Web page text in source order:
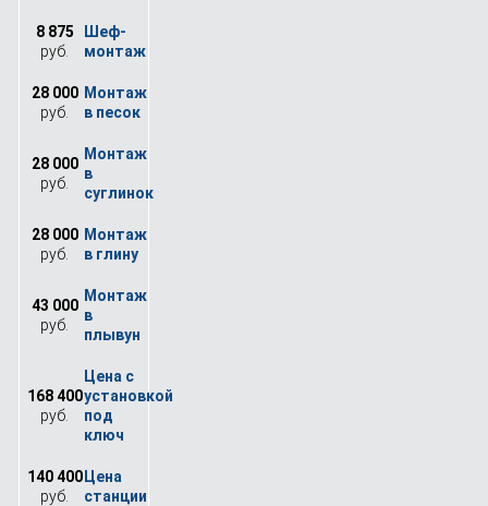
8 875
руб.
28 000
руб.
28 000
руб.
28 000
руб.
43 000
руб.
168 400
руб.
140 400
руб.